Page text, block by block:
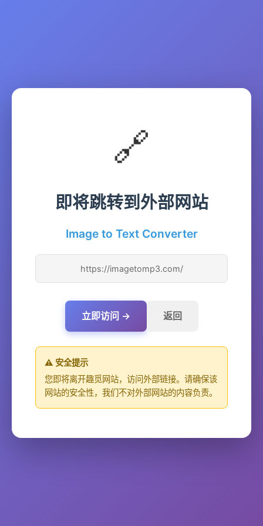
🔗
即将跳转到外部网站
Image to Text Converter
https://imagetomp3.com/
立即访问 → 返回
⚠️ 安全提示
您即将离开趣觅网站，访问外部链接。请确保该
网站的安全性，我们不对外部网站的内容负责。